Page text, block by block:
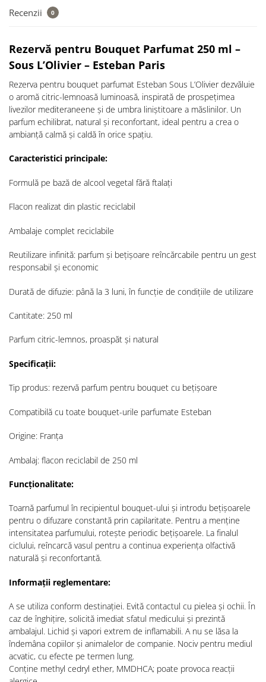
Recenzii 0
Rezervă pentru Bouquet Parfumat 250 ml –
Sous L’Olivier – Esteban Paris
Rezerva pentru bouquet parfumat Esteban Sous L’Olivier dezvăluie
o aromă citric-lemnoasă luminoasă, inspirată de prospețimea
livezilor mediteraneene și de umbra liniștitoare a măslinilor. Un
parfum echilibrat, natural și reconfortant, ideal pentru a crea o
ambianță calmă și caldă în orice spațiu.
Caracteristici principale:
Formulă pe bază de alcool vegetal fără ftalați
Flacon realizat din plastic reciclabil
Ambalaje complet reciclabile
Reutilizare infinită: parfum și bețișoare reîncărcabile pentru un gest
responsabil și economic
Durată de difuzie: până la 3 luni, în funcție de condițiile de utilizare
Cantitate: 250 ml
Parfum citric-lemnos, proaspăt și natural
Specificații:
Tip produs: rezervă parfum pentru bouquet cu bețișoare
Compatibilă cu toate bouquet-urile parfumate Esteban
Origine: Franța
Ambalaj: flacon reciclabil de 250 ml
Funcționalitate:
Toarnă parfumul în recipientul bouquet-ului și introdu bețișoarele
pentru o difuzare constantă prin capilaritate. Pentru a menține
intensitatea parfumului, rotește periodic bețișoarele. La finalul
ciclului, reîncarcă vasul pentru a continua experiența olfactivă
naturală și reconfortantă.
Informații reglementare:
A se utiliza conform destinației. Evită contactul cu pielea și ochii. În
caz de înghițire, solicită imediat sfatul medicului și prezintă
ambalajul. Lichid și vapori extrem de inflamabili. A nu se lăsa la
îndemâna copiilor și animalelor de companie. Nociv pentru mediul
acvatic, cu efecte pe termen lung.
Conține methyl cedryl ether, MMDHCA; poate provoca reacții